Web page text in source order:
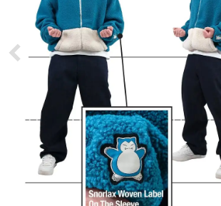
科 技
关于我们